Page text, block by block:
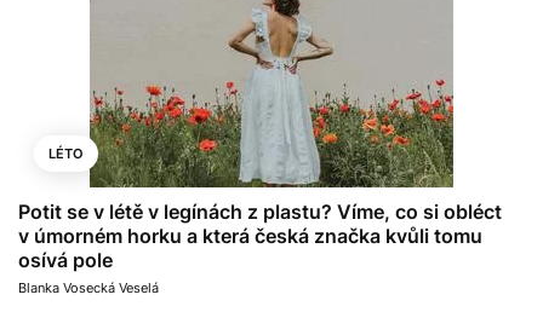
LÉTO
Potit se v létě v legínách z plastu? Víme, co si obléct
v úmorném horku a která česká značka kvůli tomu
osívá pole
Blanka Vosecká Veselá